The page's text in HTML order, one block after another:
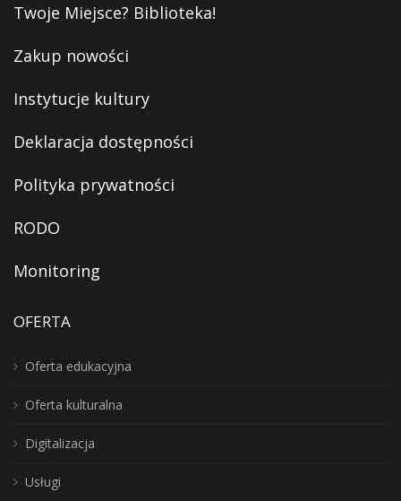
Twoje Miejsce? Biblioteka!
Zakup nowości
Instytucje kultury
Deklaracja dostępności
Polityka prywatności
RODO
Monitoring
OFERTA
Oferta edukacyjna
Oferta kulturalna
Digitalizacja
Usługi